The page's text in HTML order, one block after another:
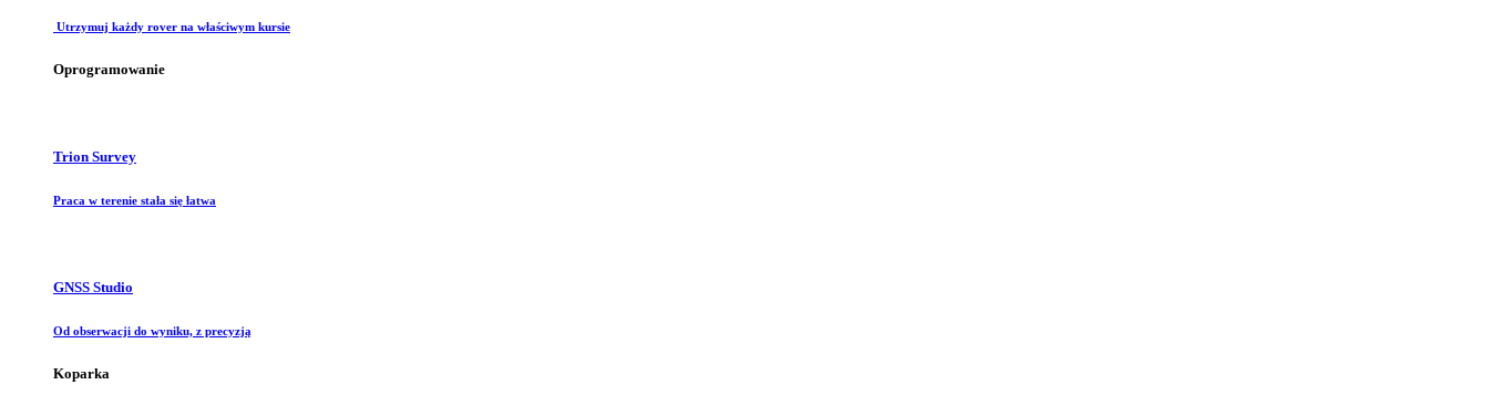
Utrzymuj każdy rover na właściwym kursie
Oprogramowanie
Trion Survey
Praca w terenie stała się łatwa
GNSS Studio
Od obserwacji do wyniku, z precyzją
Koparka